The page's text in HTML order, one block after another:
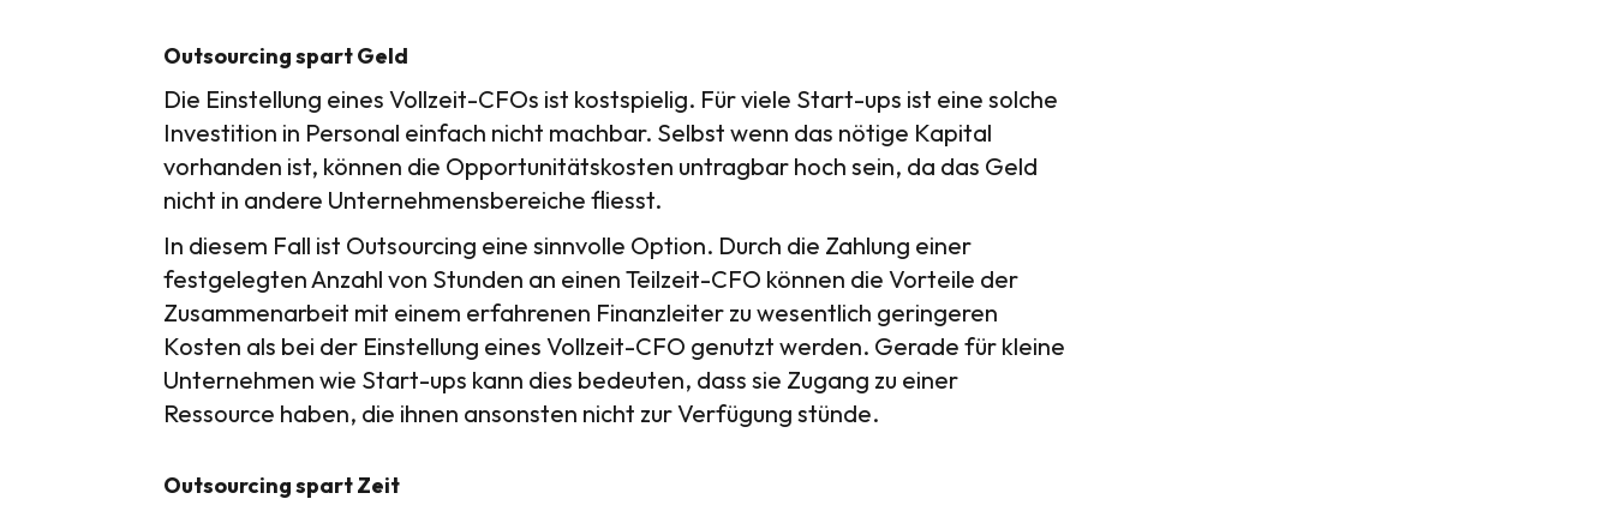
Outsourcing spart Geld
Die Einstellung eines Vollzeit-CFOs ist kostspielig. Für viele Start-ups ist eine solche
Investition in Personal einfach nicht machbar. Selbst wenn das nötige Kapital
vorhanden ist, können die Opportunitätskosten untragbar hoch sein, da das Geld
nicht in andere Unternehmensbereiche fliesst.
In diesem Fall ist Outsourcing eine sinnvolle Option. Durch die Zahlung einer
festgelegten Anzahl von Stunden an einen Teilzeit-CFO können die Vorteile der
Zusammenarbeit mit einem erfahrenen Finanzleiter zu wesentlich geringeren
Kosten als bei der Einstellung eines Vollzeit-CFO genutzt werden. Gerade für kleine
Unternehmen wie Start-ups kann dies bedeuten, dass sie Zugang zu einer
Ressource haben, die ihnen ansonsten nicht zur Verfügung stünde.
Outsourcing spart Zeit